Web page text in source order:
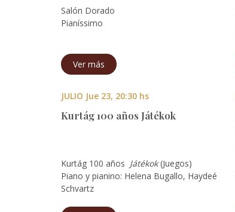
Salón Dorado
Pianíssimo
Ver más
JULIO Jue 23, 20:30 hs
Kurtág 100 años Játékok
Kurtág 100 años Játékok(Juegos)
Piano y pianino: Helena Bugallo, Haydeé
Schvartz